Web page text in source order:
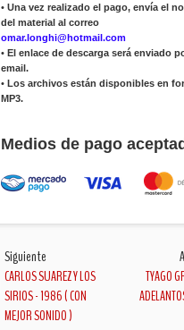
• Una vez realizado el pago, envía el
del material al correo
omar.longhi@hotmail.com
• El enlace de descarga será enviado
email.
• Los archivos están disponibles en
MP3.
Medios de pago
Siguiente
CARLOS SUAREZ Y LOS
SIRIOS - 1986 ( CON
MEJOR SONIDO )
TYAGO